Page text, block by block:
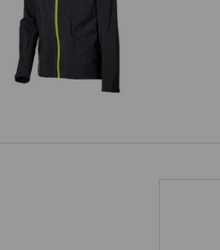
Windbreaker light-pack e.s.trail